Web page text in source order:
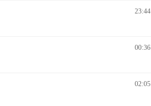
23:44
00:36
02:05